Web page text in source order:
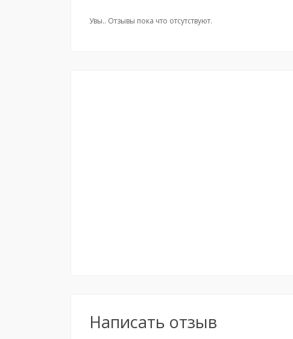
Увы.. Отзывы пока что отсутствуют.
Написать отзыв